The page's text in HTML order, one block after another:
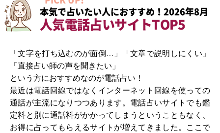
本気で占いたい人におすすめ！2026年8月
人気電話占いサイトTOP5
「文字を打ち込むのが面倒…」「文章で説明しにくい」
「直接占い師の声を聞きたい」
という方におすすめなのが電話占い！
最近は電話回線ではなくインターネット回線を使っての
通話が主流になりつつあります。電話占いサイトでも鑑
定料と別に通話料がかかってしまうということもなく、
お得に占ってもらえるサイトが増えてきました。ここで